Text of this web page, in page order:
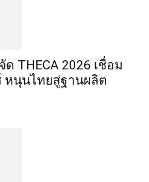
THECA 2026 เชื่อม
หนุนไทยสู่ฐานผลิต